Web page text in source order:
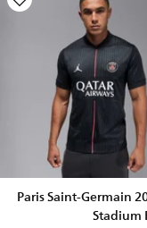
Paris Saint-Germain
Stadium